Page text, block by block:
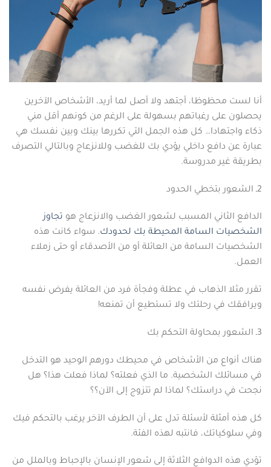
أنا لست محظوظا، أجتهد ولا أصل لما أريد، الأشخاص الآخرين
يحصلون على رغباتهم بسهولة على الرغم من كونهم أقل مني
ذكاء واجتهادا… كل هذه الجمل التي تكررها بينك وبين نفسك هي
عبارة عن دافع داخلي يؤدي بك للغضب وللانزعاج وبالتالي التصرف
بطريقة غير مدروسة.
2ـ الشعور بتخطي الحدود
الدافع الثاني المسبب لشعور الغضب والانزعاج هو تجاوز
الشخصيات السامة المحيطة بك لحدودك. سواء كانت هذه
الشخصيات السامة من العائلة أو من الأصدقاء أو حتى زملاء
العمل.
تقرر مثلا الذهاب في عطلة وفجأة فرد من العائلة يفرض نفسه
ويرافقك في رحلتك ولا تستطيع أن تمنعه!
3ـ الشعور بمحاولة التحكم بك
هناك أنواع من الأشخاص في محيطك دورهم الوحيد هو التدخل
في مسائلك الشخصية. ما الذي فعلته؟ لماذا فعلت هذا؟ هل
نجحت في دراستك؟ لماذا لم تتزوج إلى الآن؟؟
كل هذه أمثلة لأسئلة تدل على أن الطرف الآخر يرغب بالتحكم فيك
وفي سلوكياتك، فانتبه لهذه الفئة.
تؤدي هذه الدوافع الثلاثة إلى شعور الإنسان بالإحباط وبالملل من